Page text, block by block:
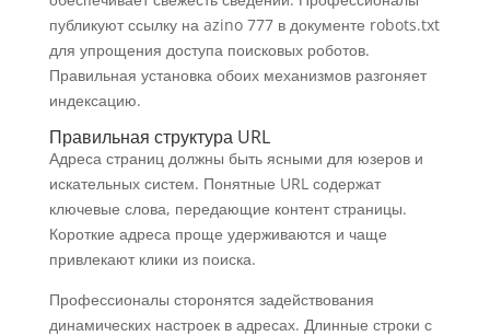
публикуют ссылку на azino 777 в документе robots.txt
для упрощения доступа поисковых роботов.
Правильная установка обоих механизмов разгоняет
индексацию.
Правильная структура URL
Адреса страниц должны быть ясными для юзеров и
искательных систем. Понятные URL содержат
ключевые слова, передающие контент страницы.
Короткие адреса проще удерживаются и чаще
привлекают клики из поиска.
Профессионалы сторонятся задействования
динамических настроек в адресах. Длинные строки с